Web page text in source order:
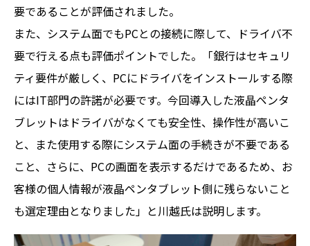
要であることが評価されました。
また、システム面でもPCとの接続に際して、ドライバ不
要で行える点も評価ポイントでした。「銀行はセキュリ
ティ要件が厳しく、PCにドライバをインストールする際
にはIT部門の許諾が必要です。今回導入した液晶ペンタ
ブレットはドライバがなくても安全性、操作性が高いこ
と、また使用する際にシステム面の手続きが不要である
こと、さらに、PCの画面を表示するだけであるため、お
客様の個人情報が液晶ペンタブレット側に残らないこと
も選定理由となりました」と川越氏は説明します。